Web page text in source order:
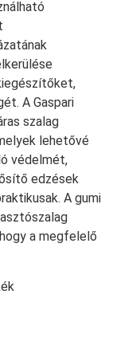
A Gaspari
szalag
lehetővé
védelmét,
edzések
A gumi
a megfelelő